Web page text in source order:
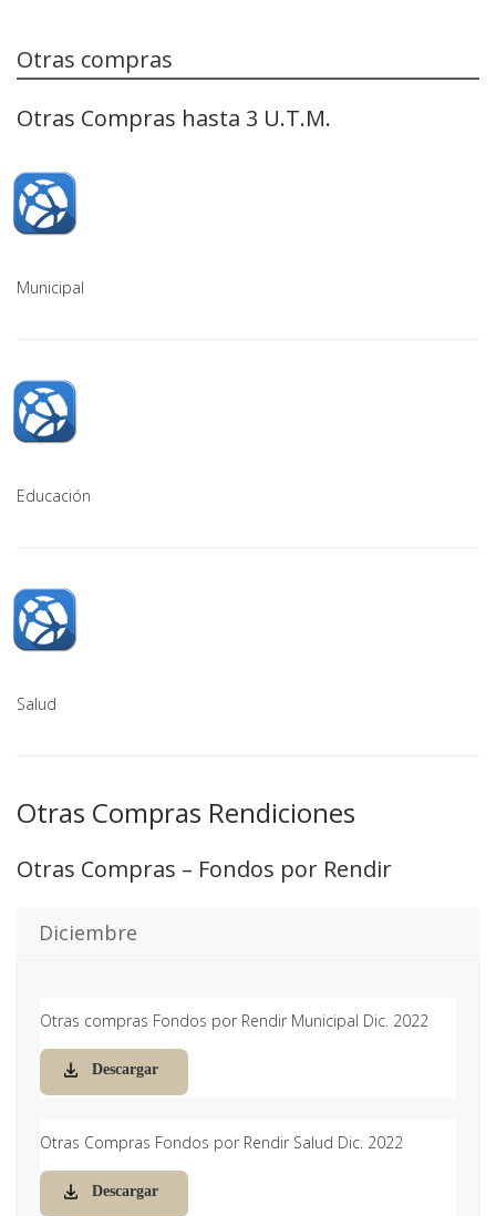
Otras compras
Otras Compras hasta 3 U.T.M.
Municipal
Educación
Salud
Otras Compras Rendiciones
Otras Compras – Fondos por Rendir
Diciembre
Otras compras Fondos por Rendir Municipal Dic. 2022
Descargar
Otras Compras Fondos por Rendir Salud Dic. 2022
Descargar